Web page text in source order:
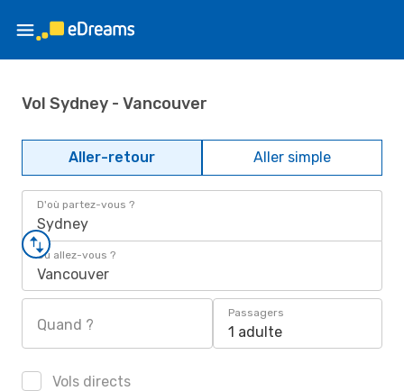
Vol Sydney - Vancouver
Aller-retour Aller simple
D'où partez-vous ?
Sydney
Où allez-vous ?
Vancouver
Quand ?
Passagers
1 adulte
Vols directs